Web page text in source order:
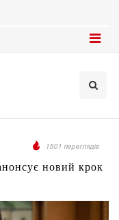
1501 переглядів
новий крок